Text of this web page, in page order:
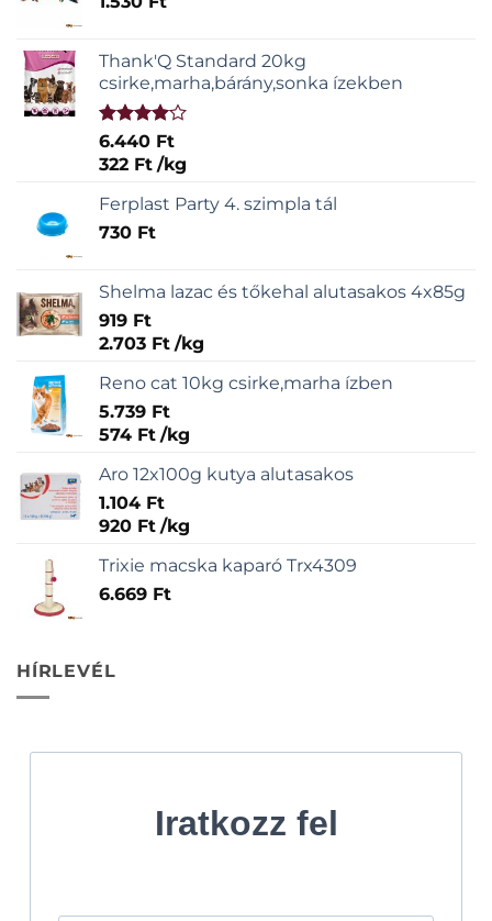
Thank'Q Standard 20kg
csirke,marha,bárány,sonka ízekben
Értékelés:
4.00 / 5
6.440 Ft
322 Ft /kg
Ferplast Party 4. szimpla tál
730 Ft
Shelma lazac és tőkehal alutasakos 4x85g
919 Ft
2.703 Ft /kg
Reno cat 10kg csirke,marha ízben
5.739 Ft
574 Ft /kg
Aro 12x100g kutya alutasakos
1.104 Ft
920 Ft /kg
Trixie macska kaparó Trx4309
6.669 Ft
HÍRLEVÉL
Iratkozz fel